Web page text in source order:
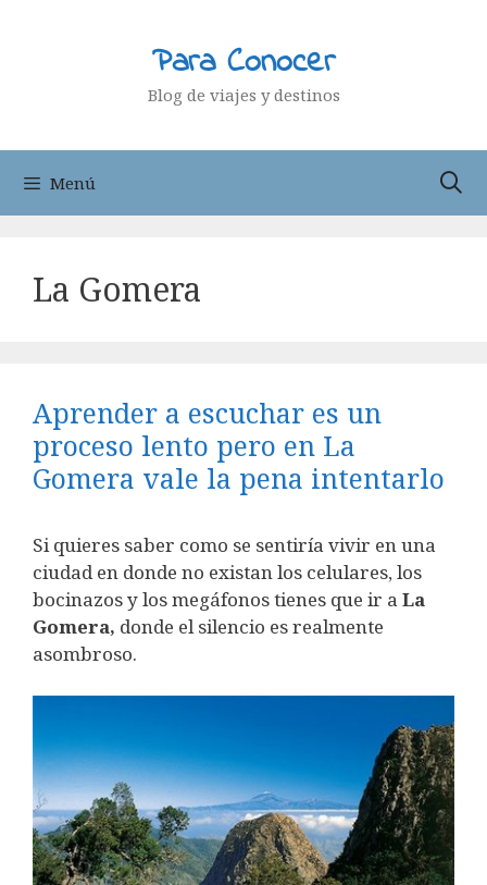
Para Conocer
Blog de viajes y destinos
Menú
La Gomera
Aprender a escuchar es un
proceso lento pero en La
Gomera vale la pena intentarlo
Si quieres saber como se sentiría vivir en una
ciudad en donde no existan los celulares, los
bocinazos y los megáfonos tienes que ir a La
Gomera, donde el silencio es realmente
asombroso.